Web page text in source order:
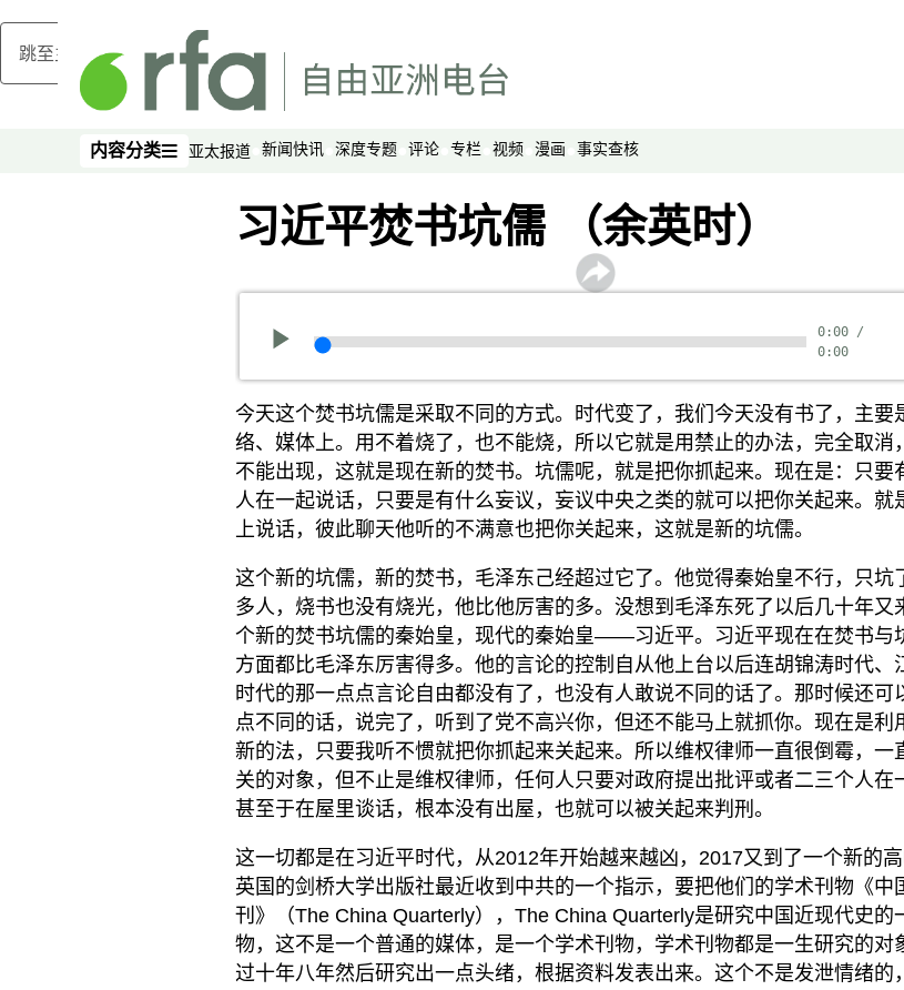
跳至主内容
内容分类
内容分类 亚太报道 新闻快讯 深度专题 评论 专栏 视频 漫画 事实查核网络博弈
解读新疆
评论
播客
显示 播客 个子部分
漫画
事实查核
视频
亚洲很想聊
观点
专题与访谈
兵家常事
习近平焚书坑儒 （余英时）
0:00 /
0:00
今天这个焚书坑儒是采取不同的方式。时代变了，我们今天没有书了，主要
络、媒体上。用不着烧了，也不能烧，所以它就是用禁止的办法，完全取消
不能出现，这就是现在新的焚书。坑儒呢，就是把你抓起来。现在是：只要
人在一起说话，只要是有什么妄议，妄议中央之类的就可以把你关起来。就
上说话，彼此聊天他听的不满意也把你关起来，这就是新的坑儒。
这个新的坑儒，新的焚书，毛泽东己经超过它了。他觉得秦始皇不行，只坑
多人，烧书也没有烧光，他比他厉害的多。没想到毛泽东死了以后几十年又
个新的焚书坑儒的秦始皇，现代的秦始皇——习近平。习近平现在在焚书与
方面都比毛泽东厉害得多。他的言论的控制自从他上台以后连胡锦涛时代、
时代的那一点点言论自由都没有了，也没有人敢说不同的话了。那时候还可
点不同的话，说完了，听到了党不高兴你，但还不能马上就抓你。现在是利
新的法，只要我听不惯就把你抓起来关起来。所以维权律师一直很倒霉，一
关的对象，但不止是维权律师，任何人只要对政府提出批评或者二三个人在
甚至于在屋里谈话，根本没有出屋，也就可以被关起来判刑。
这一切都是在习近平时代，从2012年开始越来越凶，2017又到了一个新的高
英国的剑桥大学出版社最近收到中共的一个指示，要把他们的学术刊物《中
刊》（The China Quarterly），The China Quarterly是研究中国近现代史的
物，这不是一个普通的媒体，是一个学术刊物，学术刊物都是一生研究的对
过十年八年然后研究出一点头绪，根据资料发表出来。这个不是发泄情绪的